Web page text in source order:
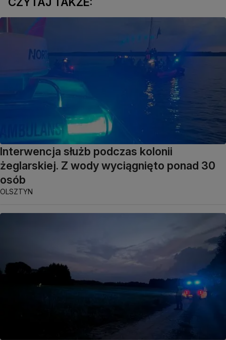
Interwencja służb podczas kolonii
żeglarskiej. Z wody wyciągnięto ponad 30
osób
OLSZTYN